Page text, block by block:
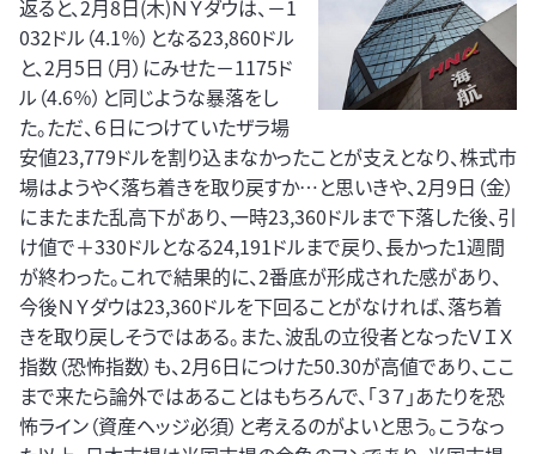
返ると、2月8日(木)ＮＹダウは、－1
032ドル（4.1％）となる23,860ドル
と、2月5日（月）にみせた－1175ド
ル（4.6％）と同じような暴落をし
た。ただ、６日につけていたザラ場
安値23,779ドルを割り込まなかったことが支えとなり、株式市
場はようやく落ち着きを取り戻すか…と思いきや、2月9日（金）
にまたまた乱高下があり、一時23,360ドルまで下落した後、引
け値で＋330ドルとなる24,191ドルまで戻り、長かった1週間
が終わった。これで結果的に、2番底が形成された感があり、
今後ＮＹダウは23,360ドルを下回ることがなければ、落ち着
きを取り戻しそうではある。また、波乱の立役者となったＶＩＸ
指数（恐怖指数）も、2月6日につけた50.30が高値であり、ここ
まで来たら論外ではあることはもちろんで、「３７」あたりを恐
怖ライン（資産ヘッジ必須）と考えるのがよいと思う。こうなっ